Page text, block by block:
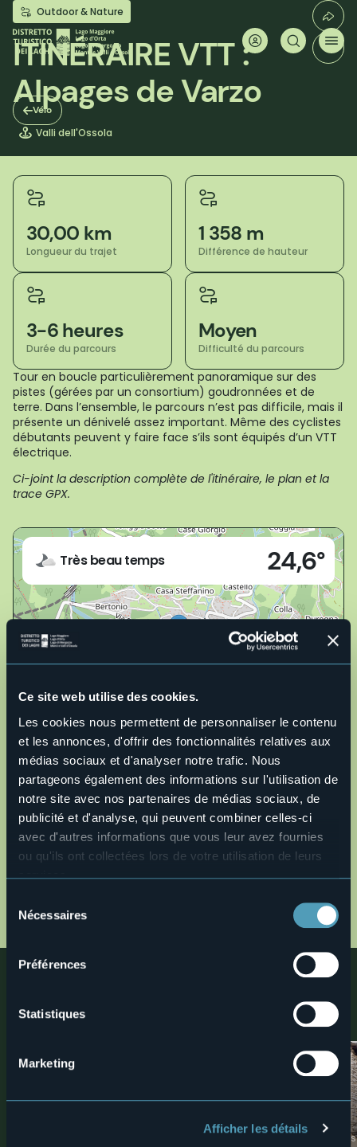
Ce site web utilise des cookies.
Les cookies nous permettent de personnaliser le contenu
et les annonces, d'offrir des fonctionnalités relatives aux
médias sociaux et d'analyser notre trafic. Nous
partageons également des informations sur l'utilisation de
notre site avec nos partenaires de médias sociaux, de
publicité et d'analyse, qui peuvent combiner celles-ci
avec d'autres informations que vous leur avez fournies
ou qu'ils ont collectées lors de votre utilisation de leurs
services.
manière de les gérer et de les supprimer,
cliquez ici
Nécessaires
Préférences
Statistiques
Marketing
Afficher les détails
Aller
au
contenu
principal
Vélo
Outdoor & Nature
ITINÉRAIRE VTT :
Alpages de Varzo
Valli dell'Ossola
30,00 km
Longueur du trajet
1 358 m
Différence de hauteur
3-6 heures
Durée du parcours
Moyen
Difficulté du parcours
Tour en boucle particulièrement panoramique sur des
pistes (gérées par un consortium) goudronnées et de
terre. Dans l’ensemble, le parcours n’est pas difficile, mais il
présente un dénivelé assez important. Même des cyclistes
débutants peuvent y faire face s’ils sont équipés d’un VTT
électrique.
Ci-joint la description complète de l'itinéraire, le plan et la
trace GPX.
Très beau temps 24,6°
28868 - Varzo (VB)
Ouvrir la carte
o23-alpeggi-di-varzo-mtb.gpx
Descrizione completa
Description en
MAP
Découvrez des lieux, les expériences et les activités à
proximité
Attractions touristiques